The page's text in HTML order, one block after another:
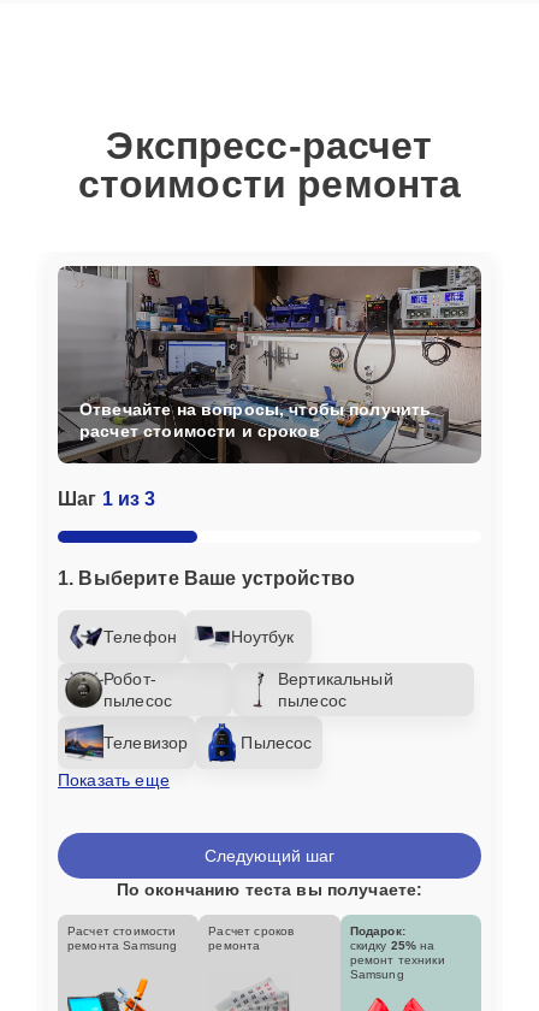
Экспресс-расчет
стоимости ремонта
Шаг 1 из 3
1. Выберите Ваше устройство
Телефон Ноутбук
Робот-
пылесос
Вертикальный
пылесос
Телевизор
Пылесос
Показать еще
Отвечайте на вопросы, чтобы получить
расчет стоимости и сроков
Следующий шаг
По окончанию теста вы получаете:
Расчет стоимости
ремонта Samsung
Расчет сроков
ремонта
Подарок:
скидку 25% на
ремонт техники
Samsung